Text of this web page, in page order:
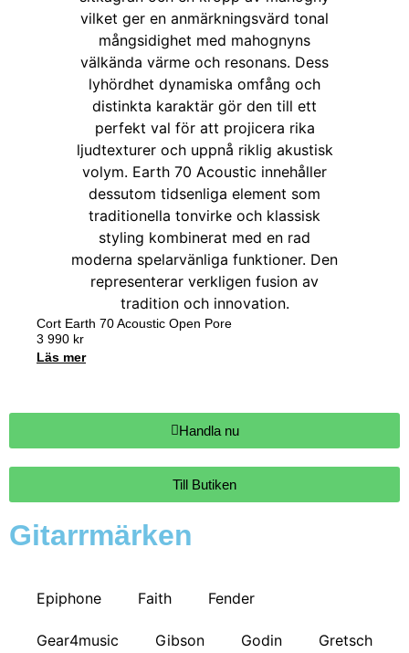
Cort Earth 70 Acoustic Open Pore
3 990 kr
Läs mer
Handla nu
Till Butiken
Gitarrmärken
Epiphone Faith Fender
Gear4music Gibson Godin Gretsch